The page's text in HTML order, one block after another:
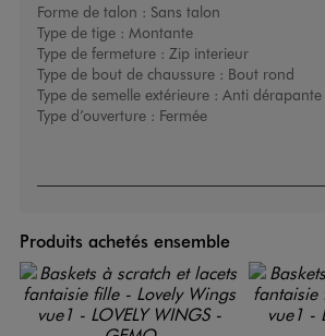
Forme de talon : Sans talon
Type de tige : Montante
Type de fermeture : Zip interieur
Type de bout de chaussure : Bout rond
Type de semelle extérieure : Anti dérapante
Type d’ouverture : Fermée
Produits achetés ensemble